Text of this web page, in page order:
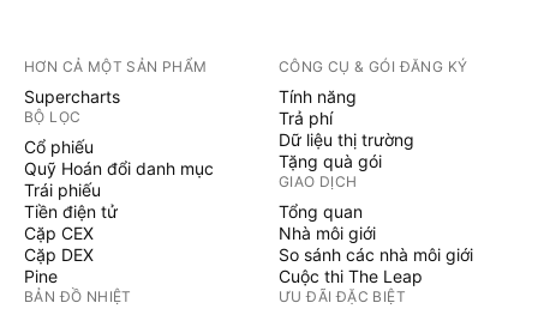
HƠN CẢ MỘT SẢN PHẨM
Supercharts
BỘ LỌC
Cổ phiếu
Quỹ Hoán đổi danh mục
Trái phiếu
Tiền điện tử
Cặp CEX
Cặp DEX
Pine
BẢN ĐỒ NHIỆT
CÔNG CỤ & GÓI ĐĂNG KÝ
Tính năng
Trả phí
Dữ liệu thị trường
Tặng quà gói
GIAO DỊCH
Tổng quan
Nhà môi giới
So sánh các nhà môi giới
Cuộc thi The Leap
ƯU ĐÃI ĐẶC BIỆT